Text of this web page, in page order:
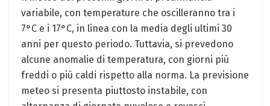
variabile, con temperature⁤ che oscilleranno tra i
7°C e i ⁤17°C, in linea‌ con la media degli ultimi 30
anni per questo periodo. Tuttavia,⁤ si prevedono
alcune anomalie di temperatura, con giorni più
freddi o più caldi rispetto alla norma. La previsione
meteo ⁣si presenta piuttosto instabile, con